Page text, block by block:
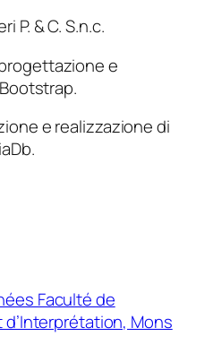
P. & C. S.n.c.
e
e realizzazione di
Faculté de
Mons